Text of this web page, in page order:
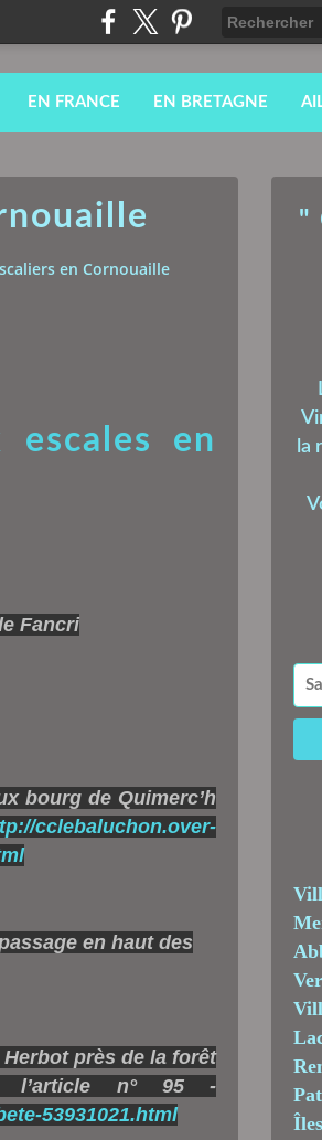
EN FRANCE EN BRETAGNE
en Cornouaille
en
Fancri
bourg de Quimerc’h
cclebaluchon.over-
en haut des
près de la forêt
l’article n° 95 -
53931021.html
Îles
"
la